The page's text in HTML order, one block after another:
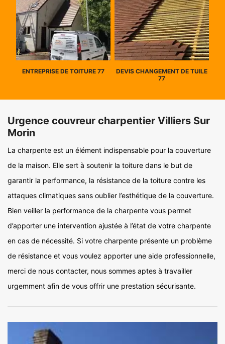
ENTREPRISE DE TOITURE 77
DEVIS CHANGEMENT DE TUILE
77
Urgence couvreur charpentier Villiers Sur
Morin
La charpente est un élément indispensable pour la couverture
de la maison. Elle sert à soutenir la toiture dans le but de
garantir la performance, la résistance de la toiture contre les
attaques climatiques sans oublier l’esthétique de la couverture.
Bien veiller la performance de la charpente vous permet
d’apporter une intervention ajustée à l’état de votre charpente
en cas de nécessité. Si votre charpente présente un problème
de résistance et vous voulez apporter une aide professionnelle,
merci de nous contacter, nous sommes aptes à travailler
urgemment afin de vous offrir une prestation sécurisante.